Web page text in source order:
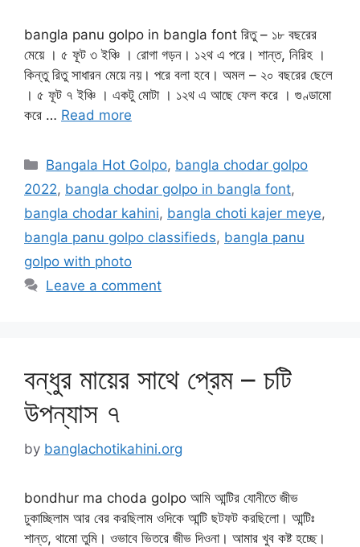
bangla panu golpo in bangla font রিতু – ১৮ বছরের
মেয়ে । ৫ ফূট ৩ ইঞ্চি । রোগা গড়ন। ১২থ এ পরে। শান্ত, নিরিহ ।
কিন্তু রিতু সাধারন মেয়ে নয়। পরে বলা হবে। অমল – ২০ বছরের ছেলে
। ৫ ফূট ৭ ইঞ্চি । একটু মোটা । ১২থ এ আছে ফেল করে । গুণ্ডামো
করে … Read more
Categories
Bangala Hot Golpo, bangla chodar golpo
2022, bangla chodar golpo in bangla font,
bangla chodar kahini, bangla choti kajer meye,
bangla panu golpo classifieds, bangla panu
golpo with photo
Leave a comment
বন্ধুর মায়ের সাথে প্রেম – চটি
উপন্যাস ৭
by banglachotikahini.org
bondhur ma choda golpo আমি আন্টির যোনীতে জীভ
ঢুকাচ্ছিলাম আর বের করছিলাম ওদিকে আন্টি ছটফট করছিলো। আন্টিঃ
শান্ত, থামো তুমি। ওভাবে ভিতরে জীভ দিওনা। আমার খুব কষ্ট হচ্ছে।